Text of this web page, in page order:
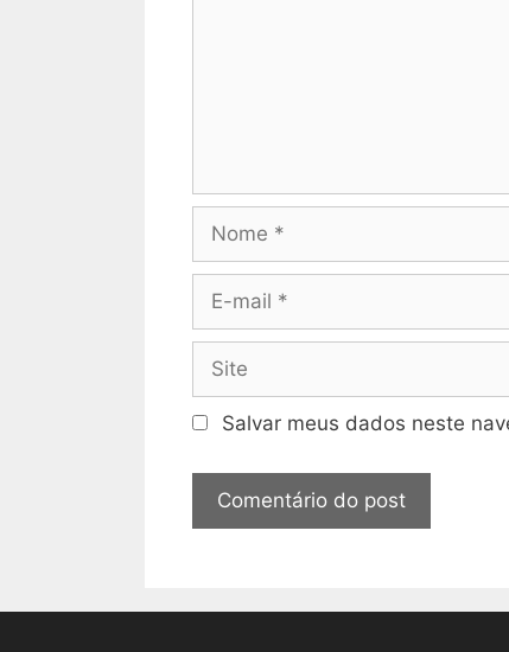
Nome
Site
Salvar meus dados neste